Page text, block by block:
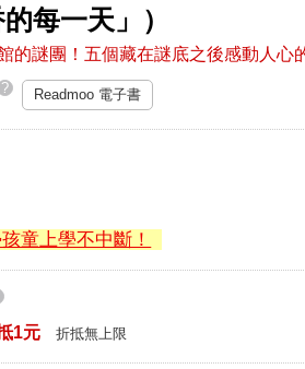
每一天」）
的謎團！五個藏在謎底之後感動人心
? Readmoo 電子書
童上學不中斷！
1元 折抵無上限